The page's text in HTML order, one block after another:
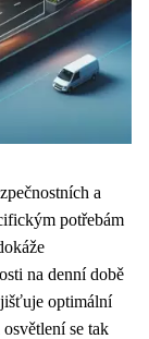
a
potřebám
na denní době
optimální
se tak